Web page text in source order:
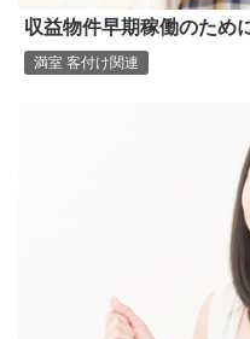
収益物件早期稼働のため
満室 客付け関連